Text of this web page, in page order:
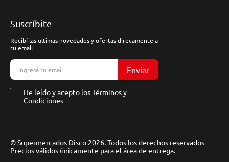
Suscríbite
Recibí las ultimas novedades y ofertas direcamente a
tu email
Enviar
He leído y acepto losTérminos y
Condiciones
© Supermercados Disco 2026. Todos los derechos reservados
Precios válidos únicamente para el área de entrega.